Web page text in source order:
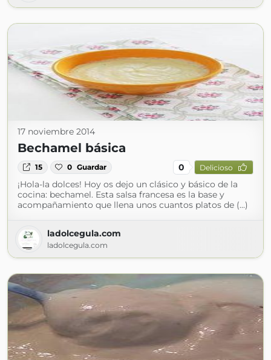
17 noviembre 2014
Bechamel básica
15 0 Guardar 0 Delicioso
¡Hola-la dolces! Hoy os dejo un clásico y básico de la
cocina: bechamel. Esta salsa francesa es la base y
acompañamiento que llena unos cuantos platos de (...)
ladolcegula.com
ladolcegula.com